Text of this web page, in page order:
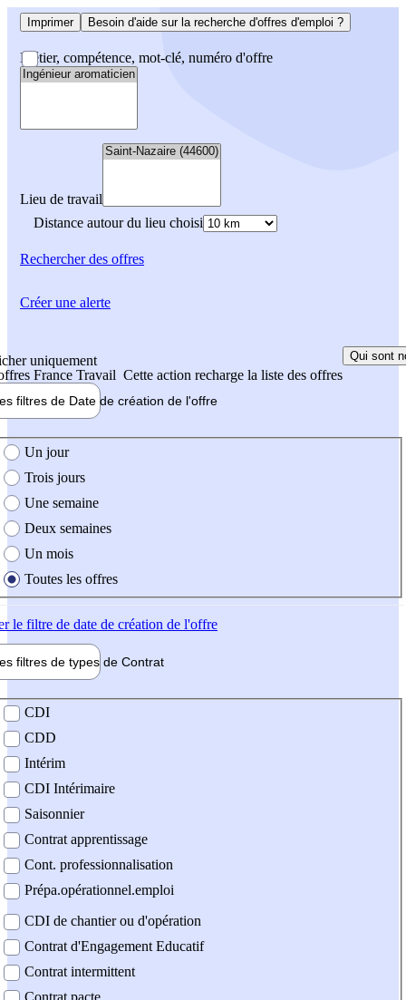
Imprimer Besoin d'aide sur la recherche d'offres d'emploi ?
Métier, compétence, mot-clé, numéro d'offre
Lieu de travail
Distance autour du lieu choisi
Rechercherdes offres
uniquement
France Travail Cette action recharge la liste des offres
Qui sont
filtres de Date de création de l'offre
création de l'offre
Un jour
Trois jours
Une semaine
Deux semaines
Un mois
Toutes les offres
le filtre de date de création de l'offre
filtres de types de Contrat
contrat
CDI
CDD
Intérim
CDI Intérimaire
Saisonnier
Contrat apprentissage
Cont. professionnalisation
Prépa.opérationnel.emploi
CDI de chantier ou d'opération
Contrat d'Engagement Educatif
Contrat intermittent
Créer une alerte